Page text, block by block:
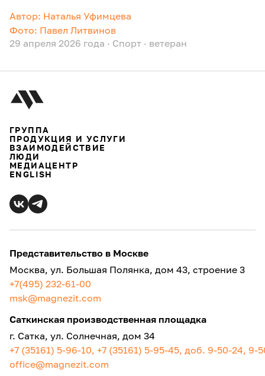
Автор: Наталья Уфимцева
Фото: Павел Литвинов
29 апреля 2026 года · Спорт · ветеран
ГРУППА
ПРОДУКЦИЯ И УСЛУГИ
ВЗАИМОДЕЙСТВИЕ
ЛЮДИ
МЕДИАЦЕНТР
ENGLISH
Представительство в Москве
Москва, ул. Большая Полянка, дом 43, строение 3
+7(495) 232-61-00
msk@magnezit.com
Саткинская производственная площадка
г. Сатка, ул. Солнечная, дом 34
+7 (35161) 5-96-10, +7 (35161) 5-95-45, доб. 9-50-24, 9-
office@magnezit.com